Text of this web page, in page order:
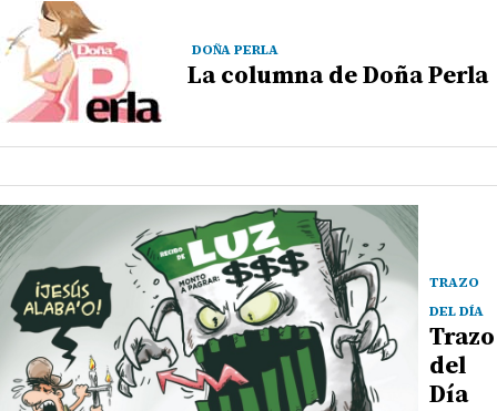
DOÑA PERLA
La columna de Doña Perla
TRAZO
DEL DÍA
Trazo
del
Día